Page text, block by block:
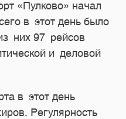
«Пулково» начал
в этот день было
них 97 рейсов
и деловой
в этот день
Регулярность